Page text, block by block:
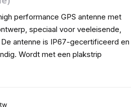
performance GPS antenne met
speciaal voor veeleisende,
antenne is IP67-gecertificeerd en
Wordt met een plakstrip